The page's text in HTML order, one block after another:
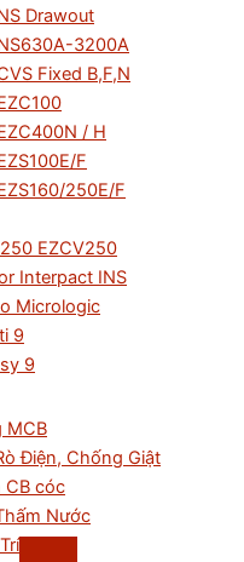
Drawout
3200A
Fixed B,F,N
/ H
F
250E/F
EZCV250
Interpact INS
Micrologic
9
9
MCB
Điện, Chống Giật
CB cóc
Nước